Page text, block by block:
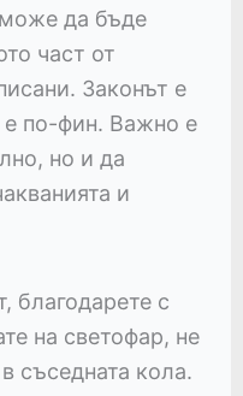
да бъде
част от
Законът е
е по-фин. Важно е
но и да
и
благодарете с
на светофар, не
съседната кола.